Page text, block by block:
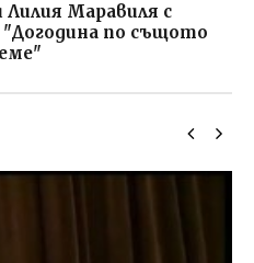
Маравиля с
"Догодина по същото